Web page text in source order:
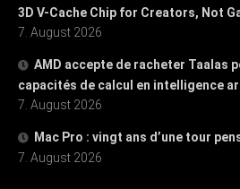
3D V-Cache Chip for Creators, Not
7. August 2026
AMD accepte de racheter Taalas
capacités de calcul en intelligence
7. August 2026
Mac Pro : vingt ans d’une tour
7. August 2026